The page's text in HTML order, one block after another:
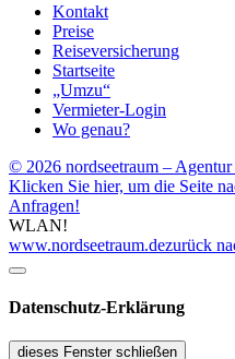
Kontakt
Preise
Reiseversicherung
Startseite
„Umzu“
Vermieter-Login
Wo genau?
© 2026 nordseetraum –
Klicken Sie hier, um die Seite
Anfragen!
WLAN!
www.nordseetraum.dezurück
Datenschutz-Erklärung
dieses Fenster schließen